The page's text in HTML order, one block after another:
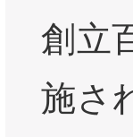
創立
施さ